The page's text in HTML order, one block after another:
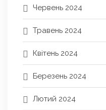
Червень 2024
Травень 2024
Квітень 2024
Березень 2024
Лютий 2024